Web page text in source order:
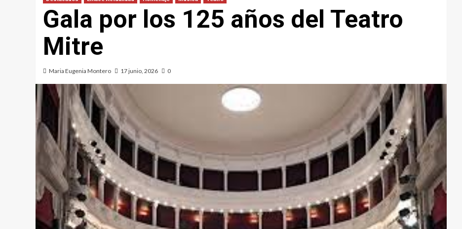
Gala por los 125 años del Teatro
Mitre
Maria Eugenia Montero 17 junio, 2026 0